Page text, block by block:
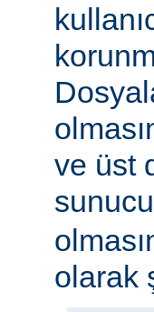
ve üst
olarak